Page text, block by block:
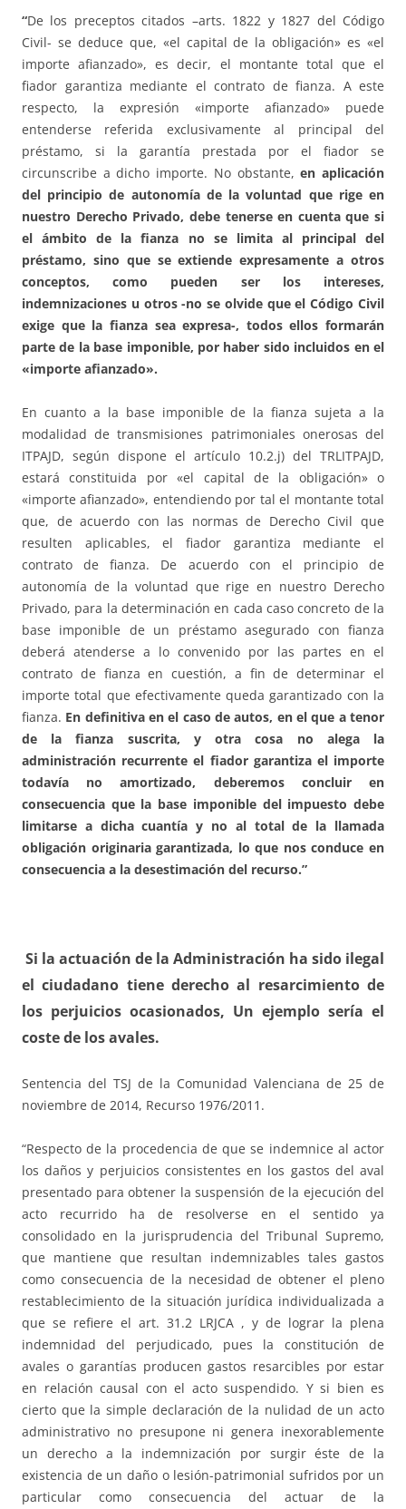
“De los preceptos citados –arts. 1822 y 1827 del Código
Civil- se deduce que, «el capital de la obligación» es «el
importe afianzado», es decir, el montante total que el
fiador garantiza mediante el contrato de fianza. A este
respecto, la expresión «importe afianzado» puede
entenderse referida exclusivamente al principal del
préstamo, si la garantía prestada por el fiador se
circunscribe a dicho importe. No obstante, en aplicación
del principio de autonomía de la voluntad que rige en
nuestro Derecho Privado, debe tenerse en cuenta que si
el ámbito de la fianza no se limita al principal del
préstamo, sino que se extiende expresamente a otros
conceptos, como pueden ser los intereses,
indemnizaciones u otros -no se olvide que el Código Civil
exige que la fianza sea expresa-, todos ellos formarán
parte de la base imponible, por haber sido incluidos en el
«importe afianzado».
En cuanto a la base imponible de la fianza sujeta a la
modalidad de transmisiones patrimoniales onerosas del
ITPAJD, según dispone el artículo 10.2.j) del TRLITPAJD,
estará constituida por «el capital de la obligación» o
«importe afianzado», entendiendo por tal el montante total
que, de acuerdo con las normas de Derecho Civil que
resulten aplicables, el fiador garantiza mediante el
contrato de fianza. De acuerdo con el principio de
autonomía de la voluntad que rige en nuestro Derecho
Privado, para la determinación en cada caso concreto de la
base imponible de un préstamo asegurado con fianza
deberá atenderse a lo convenido por las partes en el
contrato de fianza en cuestión, a fin de determinar el
importe total que efectivamente queda garantizado con la
fianza. En definitiva en el caso de autos, en el que a tenor
de la fianza suscrita, y otra cosa no alega la
administración recurrente el fiador garantiza el importe
todavía no amortizado, deberemos concluir en
consecuencia que la base imponible del impuesto debe
limitarse a dicha cuantía y no al total de la llamada
obligación originaria garantizada, lo que nos conduce en
consecuencia a la desestimación del recurso.”
Si la actuación de la Administración ha sido ilegal
el ciudadano tiene derecho al resarcimiento de
los perjuicios ocasionados, Un ejemplo sería el
coste de los avales.
Sentencia del TSJ de la Comunidad Valenciana de 25 de
noviembre de 2014, Recurso 1976/2011.
“Respecto de la procedencia de que se indemnice al actor
los daños y perjuicios consistentes en los gastos del aval
presentado para obtener la suspensión de la ejecución del
acto recurrido ha de resolverse en el sentido ya
consolidado en la jurisprudencia del Tribunal Supremo,
que mantiene que resultan indemnizables tales gastos
como consecuencia de la necesidad de obtener el pleno
restablecimiento de la situación jurídica individualizada a
que se refiere el art. 31.2 LRJCA , y de lograr la plena
indemnidad del perjudicado, pues la constitución de
avales o garantías producen gastos resarcibles por estar
en relación causal con el acto suspendido. Y si bien es
cierto que la simple declaración de la nulidad de un acto
administrativo no presupone ni genera inexorablemente
un derecho a la indemnización por surgir éste de la
existencia de un daño o lesión-patrimonial sufridos por un
particular como consecuencia del actuar de la